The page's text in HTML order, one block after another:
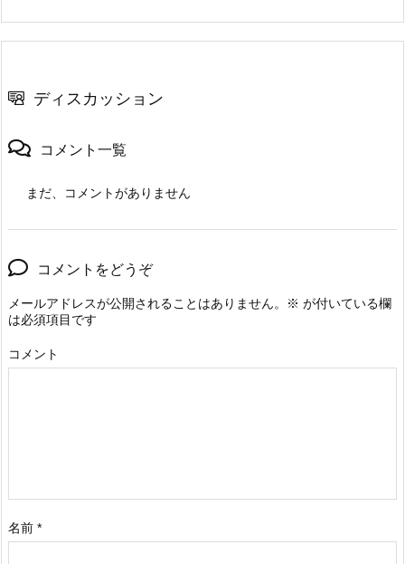
ディスカッション
コメント一覧
まだ、コメントがありません
コメントをどうぞ
メールアドレスが公開されることはありません。 ※ が付いている欄
は必須項目です
コメント
名前 *